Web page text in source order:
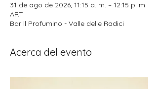
31 de ago de 2026, 11:15 a. m. – 12:15 p. m.
ART
Bar ll Profumino - Valle delle Radici
Acerca del evento